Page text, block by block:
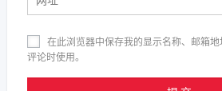
在此浏览器中保存我的显示名称、邮箱
评论时使用。